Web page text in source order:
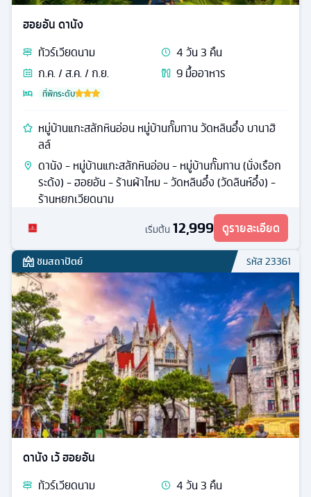
ฮอยอัน ดานัง
ทัวร์เวียดนาม 4วัน3 คืน
ก.ค. / ส.ค. / ก.ย.
9มื้ออาหาร
ที่พักระดับ
หมู่บ้านแกะสลักหินอ่อน หมู่บ้านกั๊มทาน วัดหลินอึ๋ง บานาฮิ
ลล์
ดานัง - หมู่บ้านแกะสลักหินอ่อน - หมู่บ้านกั๊มทาน (นั่งเรือก
ระด้ง) - ฮอยอัน - ร้านผ้าไหม - วัดหลินอึ๋ง (วัดลินห์อึ๋ง) -
ร้านหยกเวียดนาม
เริ่มต้น 12,999 ดูรายละเอียด
ชมสถาปัตย์ รหัส23361
ดานัง เว้ ฮอยอัน
ทัวร์เวียดนาม 4วัน3 คืน